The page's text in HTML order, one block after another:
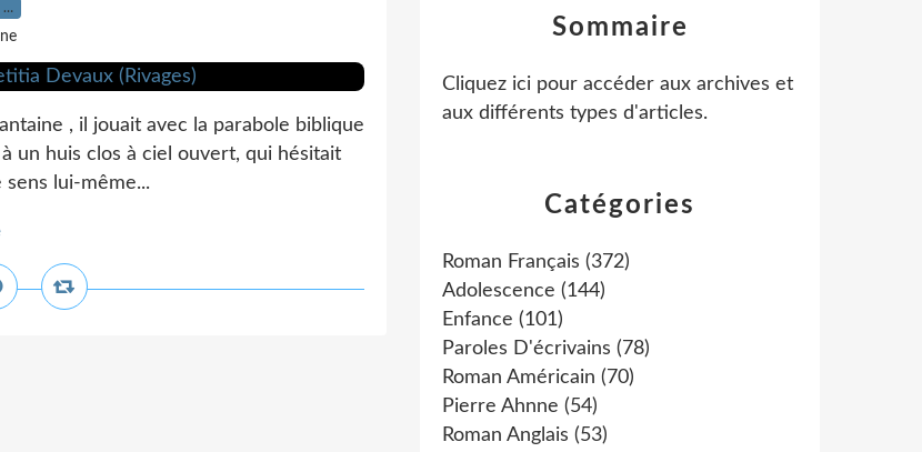
…
, il jouait avec la parabole biblique
un huis clos à ciel ouvert, qui hésitait
lui-même...
Catégories
Roman Français (372)
Adolescence (144)
Enfance (101)
Paroles D'écrivains (78)
Roman Américain (70)
Pierre Ahnne (54)
Roman Anglais (53)
Sommaire
Cliquez ici pour accéder aux archives et
aux différents types d'articles.